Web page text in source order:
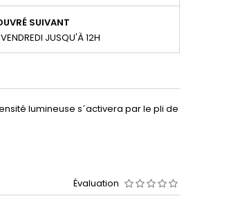
SUIVANT
JUSQU'À 12H
lumineuse s´activera par le pli de
Évaluation